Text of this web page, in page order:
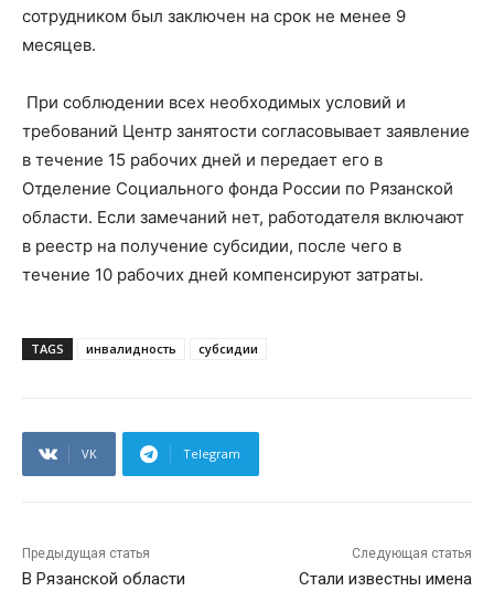
сотрудником был заключен на срок не менее 9
месяцев.
При соблюдении всех необходимых условий и
требований Центр занятости согласовывает заявление
в течение 15 рабочих дней и передает его в
Отделение Социального фонда России по Рязанской
области. Если замечаний нет, работодателя включают
в реестр на получение субсидии, после чего в
течение 10 рабочих дней компенсируют затраты.
TAGS инвалидность субсидии
VK Telegram
Предыдущая статья
В Рязанской области
Следующая статья
Стали известны имена